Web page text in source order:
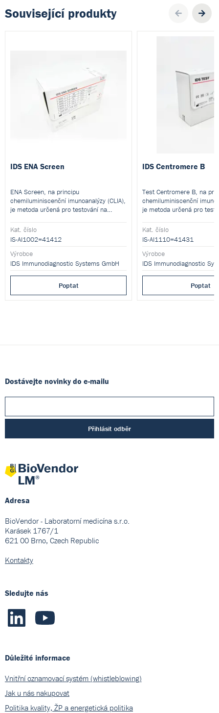
Související produkty
IDS ENA Screen
ENA Screen, na principu
chemiluminiscenční imunoanalýzy (CLIA),
je metoda určená pro testování na
Kat. číslo
IS-AI1002=41412
Výrobce
IDS Immunodiagnostic Systems GmbH
Poptat
IDS Centromere B
Test Centromere B, na
chemiluminiscenční
je metoda určená pro
Kat. číslo
IS-AI1110=41431
Výrobce
IDS Immunodiagnostic
Poptat
Dostávejte novinky do e-mailu
Přihlásit odběr
Adresa
BioVendor - Laboratorní medicína s.r.o.
Karásek 1767/1
621 00 Brno, Czech Republic
Kontakty
Sledujte nás
Důležité informace
Vnitřní oznamovací systém (whistleblowing)
Jak u nás nakupovat
Politika kvality, ŽP a energetická politika